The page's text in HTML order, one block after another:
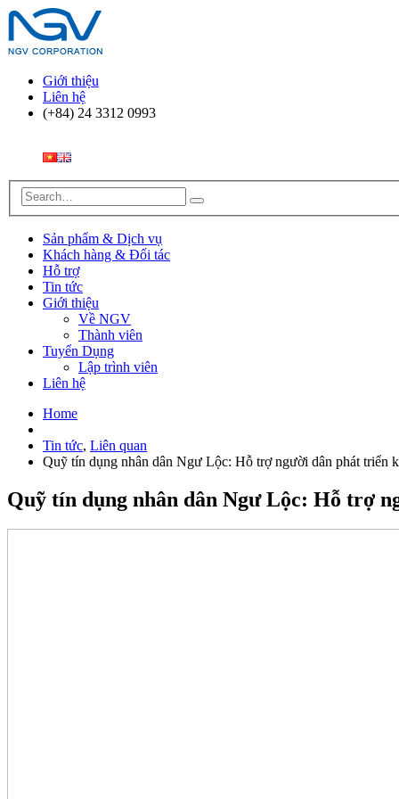
Giới thiệu
Liên hệ
(+84) 24 3312 0993
Sản phẩm & Dịch vụ
Khách hàng & Đối tác
Hỗ trợ
Tin tức
Giới thiệu
Về NGV
Thành viên
Tuyển Dụng
Lập trình viên
Liên hệ
Home
Tin tức, Liên quan
Quỹ tín dụng nhân dân Ngư Lộc: Hỗ trợ người dân phát triển
Quỹ tín dụng nhân dân Ngư Lộc: Hỗ trợ